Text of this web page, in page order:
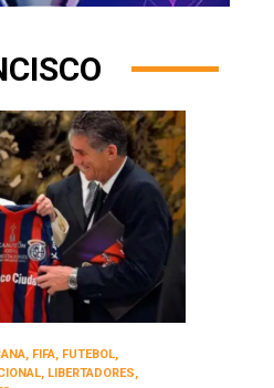
, FIFA, FUTEBOL,
, LIBERTADORES,